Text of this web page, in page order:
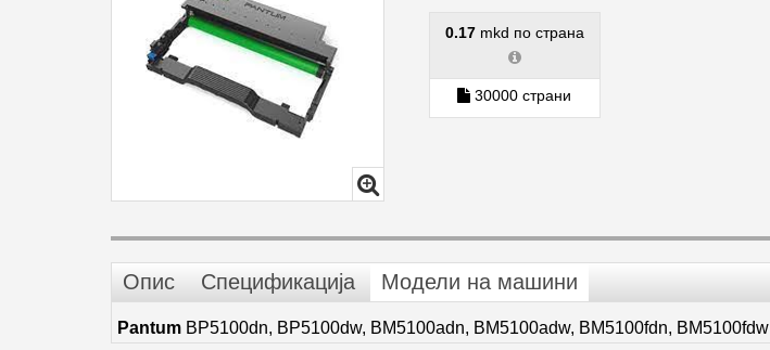
0.17 mkd по страна
30000 страни
Опис Спецификација Модели на машини
Pantum BP5100dn, BP5100dw, BM5100adn, BM5100adw, BM5100fdn, BM5100fdw